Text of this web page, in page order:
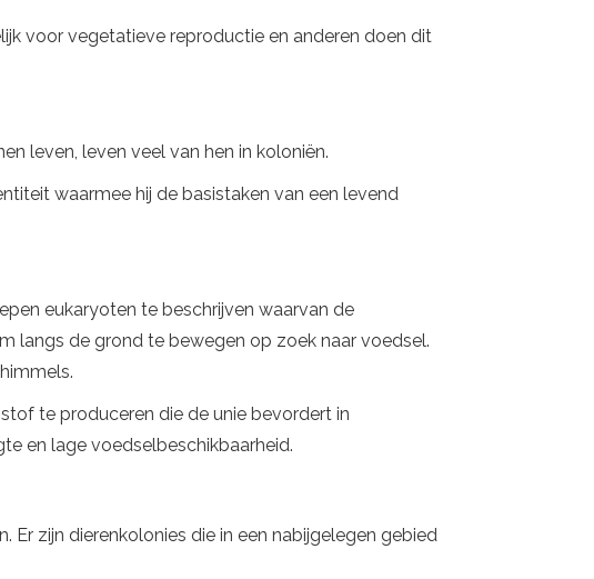
voor vegetatieve reproductie en anderen doen dit
leven, leven veel van hen in koloniën.
waarmee hij de basistaken van een levend
eukaryoten te beschrijven waarvan de
langs de grond te bewegen op zoek naar voedsel.
te produceren die de unie bevordert in
en lage voedselbeschikbaarheid.
zijn dierenkolonies die in een nabijgelegen gebied